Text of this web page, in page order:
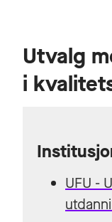
Utvalg
i
UFU -